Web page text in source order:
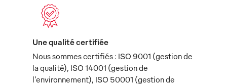
Une qualité certifiée
Nous sommes certifiés : ISO 9001 (gestion de
la qualité), ISO 14001 (gestion de
l'environnement), ISO 50001 (gestion de